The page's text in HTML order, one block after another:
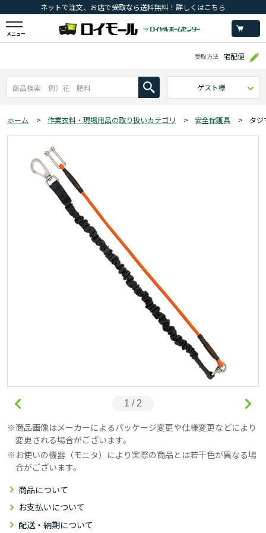
ネットで注文、お店で受取なら送料無料！詳しくはこちら
メニュー
受取方法 宅配便
ゲスト様
ホーム > 作業衣料・現場用品の取り扱いカテゴリ > 安全保護具 > タ
1 / 2
商品画像はメーカーによるパッケージ変更や仕様変更などにより
変更される場合がございます。
お使いの機器（モニタ）により実際の商品とは若干色が異なる場
合がございます。
商品について
お支払いについて
配送・納期について